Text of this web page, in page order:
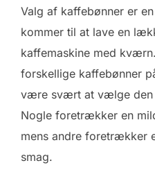
Valg af kaffebønner er
kommer til at lave en
kaffemaskine med
forskellige kaffebønner
være svært at vælge den
Nogle foretrækker en
mens andre foretrækker
smag.